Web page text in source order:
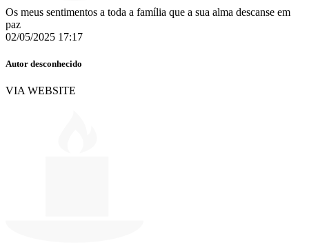
Os meus sentimentos a toda a família que a sua alma descanse em
paz
02/05/2025 17:17
Autor desconhecido
VIA WEBSITE